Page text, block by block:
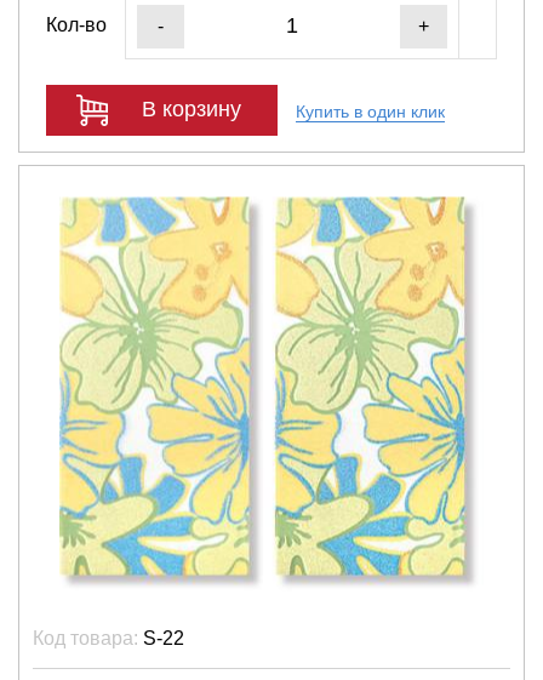
Кол-во - +
В корзину Купить в один клик
Код товара: S-22